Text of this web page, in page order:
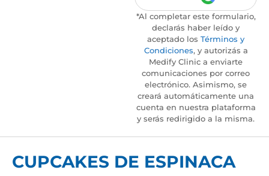
*Al completar este formulario,
declarás haber leído y
aceptado los Términos y
Condiciones, y autorizás a
Medify Clinic a enviarte
comunicaciones por correo
electrónico. Asimismo, se
creará automáticamente una
cuenta en nuestra plataforma
y serás redirigido a la misma.
CUPCAKES DE ESPINACA